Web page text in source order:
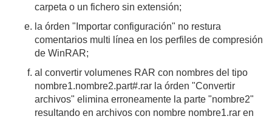
carpeta o un fichero sin extensión;
la órden "Importar configuración" no restura
comentarios multi línea en los perfiles de compresión
de WinRAR;
al convertir volumenes RAR con nombres del tipo
nombre1.nombre2.part#.rar la órden "Convertir
archivos" elimina erroneamente la parte "nombre2"
resultando en archivos con nombre nombre1.rar en